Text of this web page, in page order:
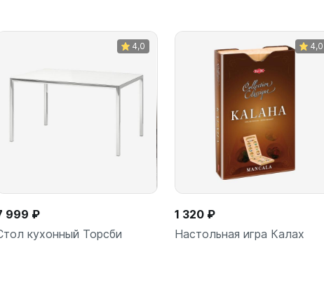
4,0
999 ₽
кухонный Торсби
4,0
1 320 ₽
Настольная игра Калах